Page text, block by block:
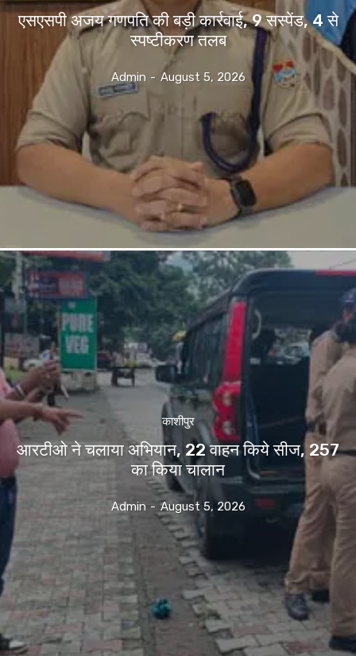
एसएसपी अजय गणपति की बड़ी कार्रवाई, 9 सस्पेंड, 4 से
स्पष्टीकरण तलब
Admin - August 5, 2026
काशीपुर
आरटीओ ने चलाया अभियान, 22 वाहन किये सीज, 257
का किया चालान
Admin - August 5, 2026